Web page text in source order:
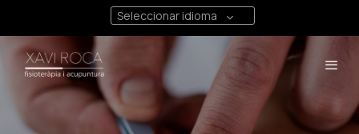
Seleccionar idioma